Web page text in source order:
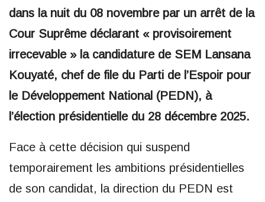
dans la nuit du 08 novembre par un arrêt de la
Cour Suprême déclarant « provisoirement
irrecevable » la candidature de SEM Lansana
Kouyaté, chef de file du Parti de l’Espoir pour
le Développement National (PEDN), à
l’élection présidentielle du 28 décembre 2025.
Face à cette décision qui suspend
temporairement les ambitions présidentielles
de son candidat, la direction du PEDN est